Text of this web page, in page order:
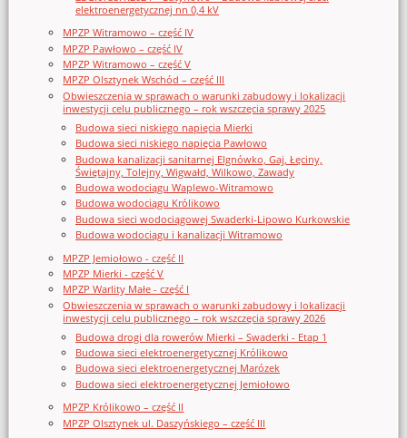
elektroenergetycznej nn 0,4 kV
MPZP Witramowo – część IV
MPZP Pawłowo – część IV
MPZP Witramowo – część V
MPZP Olsztynek Wschód – część III
Obwieszczenia w sprawach o warunki zabudowy i lokalizacji
inwestycji celu publicznego – rok wszczęcia sprawy 2025
Budowa sieci niskiego napięcia Mierki
Budowa sieci niskiego napięcia Pawłowo
Budowa kanalizacji sanitarnej Elgnówko, Gaj, Łęciny,
Świętajny, Tolejny, Wigwałd, Wilkowo, Zawady
Budowa wodociągu Waplewo-Witramowo
Budowa wodociągu Królikowo
Budowa sieci wodociągowej Swaderki-Lipowo Kurkowskie
Budowa wodociągu i kanalizacji Witramowo
MPZP Jemiołowo - część II
MPZP Mierki - część V
MPZP Warlity Małe - część I
Obwieszczenia w sprawach o warunki zabudowy i lokalizacji
inwestycji celu publicznego – rok wszczęcia sprawy 2026
Budowa drogi dla rowerów Mierki – Swaderki - Etap 1
Budowa sieci elektroenergetycznej Królikowo
Budowa sieci elektroenergetycznej Marózek
Budowa sieci elektroenergetycznej Jemiołowo
MPZP Królikowo – część II
MPZP Olsztynek ul. Daszyńskiego – część III